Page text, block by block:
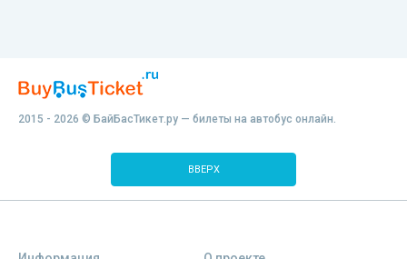
2015 - 2026 © БайБасТикет.ру — билеты на автобус онлайн.
ВВЕРХ